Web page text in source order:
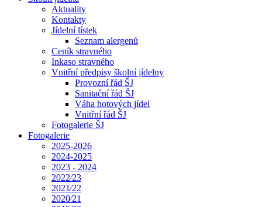
Aktuality
Kontakty
Jídelní lístek
Seznam alergenů
Ceník stravného
Inkaso stravného
Vnitřní předpisy školní jídelny
Provozní řád ŠJ
Sanitační řád ŠJ
Váha hotových jídel
Vnitřní řád ŠJ
Fotogalerie ŠJ
Fotogalerie
2025-2026
2024-2025
2023 - 2024
2022⁄23
2021⁄22
2020⁄21